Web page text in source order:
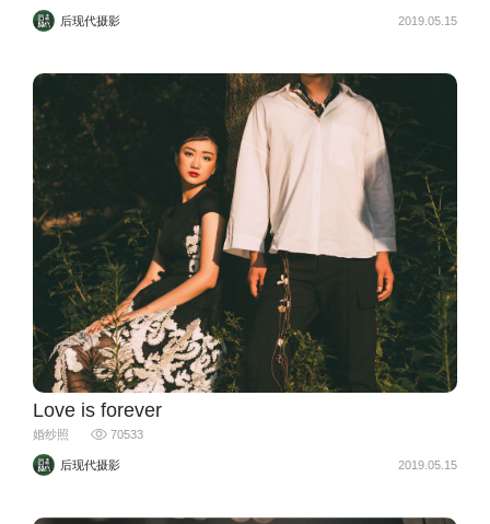
后现代摄影 2019.05.15
Love is forever
婚纱照 70533
后现代摄影 2019.05.15